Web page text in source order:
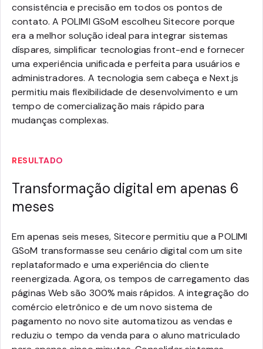
consistência e precisão em todos os pontos de
contato. A POLIMI GSoM escolheu Sitecore porque
era a melhor solução ideal para integrar sistemas
díspares, simplificar tecnologias front-end e fornecer
uma experiência unificada e perfeita para usuários e
administradores. A tecnologia sem cabeça e Next.js
permitiu mais flexibilidade de desenvolvimento e um
tempo de comercialização mais rápido para
mudanças complexas.
RESULTADO
Transformação digital em apenas 6
meses
Em apenas seis meses, Sitecore permitiu que a POLIMI
GSoM transformasse seu cenário digital com um site
replataformado e uma experiência do cliente
reenergizada. Agora, os tempos de carregamento das
páginas Web são 300% mais rápidos. A integração do
comércio eletrônico e de um novo sistema de
pagamento no novo site automatizou as vendas e
reduziu o tempo da venda para o aluno matriculado